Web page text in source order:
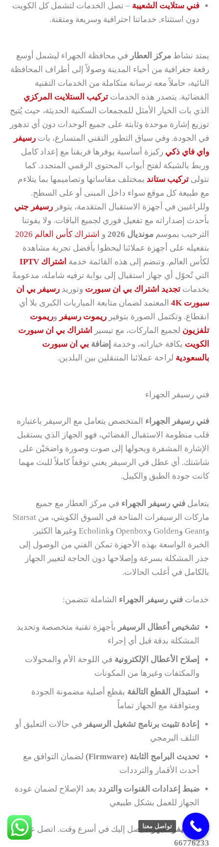
فني ستلايت الشعيبة – تصل الخدمات لتشمل كل الكويت
دون استثناء, خدماتنا احترافية وسريعة ومتقنة.
يمتد نشاط مركز العطار في محافظة الجهراء ليشمل أوسع
رقعة جغرافية من أحياء المدينة وصولاً إلى أطراف المحافظة
النائية، حاملاً معه ترسانة متكاملة من الخدمات التقنية
الفضائية. يتصدر هذه الخدمات تركيب الستلايت المركزي
الذي بات الخيار الأمثل للمجمعات السكنية الحديثة، حيث يُتيح
توزيع إشارة موحدة وثابتة على جميع الوحدات دون أي تدهور
في الجودة. وفي سياق التطور التقني المتسارع، بات رسيفر
واي فاي ذكي ركيزة أساسية يوفرها فريقنا مع إعداد كامل
وربط بالشبكة لفتح أبواب المحتوى الرقمي المتجدد. كما
نتولى تركيب ستاند بمختلف مقاساتها وتصاميمها بما يتلاءم
مع طبيعة كل موقع سواء داخل المبنى أو على السطح.
وللراغبين في أجهزة الاستقبال المتقدمة، يتوفر رسيفر جني
بأحدث إصداراته مع تفعيل فوري لجميع الباقات. ولا يفوتنا
الترحيب بموسم مونديال 2026 و اشتراك كأس العالم 2026
بتفعيله على أجهزة عملائنا ليحظوا بأفضل تجربة مشاهدة
لكأس العالم. وتنضم إلى هذه القائمة خدمة اشتراك IPTV
التي تُحوّل أي جهاز استقبال إلى بوابة ترفيه شاملة، مدعومةً
بخدمات تجديد اشتراك بي ان سبورت وتوريد رسيفر بي ان
سبورت 4K
المعتمد لضمان متابعة المباريات الكبرى بلا أي
انقطاع. وتكتمل الصورة بتوفير ريموت رسيفر وريموت
تلفزيون لجميع الماركات، مع تيسير
اشتراك بي ان سبورت
الكويت بكافة خياراته، وخدمة إضافة بي ان سبورت
بالسعودية لراحة عملائنا المتنقلين بين البلدين.
فني رسيفر الجهراء
فني رسيفر الجهراء المتخصص يتعامل مع الرسيفر باعتباره
قلب منظومة الاستقبال الفضائي، فهو الجهاز الذي يستقبل
الإشارة المشفرة ويحولها إلى صوت وصورة واضحَيْن على
شاشتك. أي عطل في الرسيفر يعني توقفاً كاملاً للبث مهما
كانت جودة الطبق والكيبل.
يتعامل فني رسيفر الجهراء في مركز العطار مع جميع
ماركات الرسيفرات المتاحة في السوق الكويتي، من Starsat
وGeant وGolden وOpenbox وEcholink وغيرها الكثير.
الخبرة الواسعة بهذه الأجهزة تمكن الفني من الوصول إلى
جذر المشكلة بسرعة وإصلاحها دون الحاجة لتغيير الجهاز
بالكامل في أغلب الحالات.
خدمات فني رسيفر الجهراء الشاملة تتضمن:
تشخيص أعطال الرسيفر بأجهزة تقنية متخصصة وتحديد
المشكلة بدقة قبل أي إجراء
إصلاح الأعطال الإلكترونية في اللوحة الأم والمحولات
والمكثفات وغيرها من المكونات
استبدال القطع التالفة بقطع أصلية مضمونة الجودة
ومتوافقة مع الجهاز تماماً
إعادة تثبيت برنامج تشغيل الرسيفر في حالات التعليق أو
التلف البرمجي
تحديث البرامج الثابتة (Firmware)
لضمان التوافق مع
أحدث الأقمار والترددات
ضبط إعدادات القنوات والتردد بعد الإصلاح لضمان عودة
الجهاز للعمل بشكل طبيعي
فني رسيفر الجهراءيصل إليك في أسرع وقت. اتصل على:
66776233
تواصل معنا